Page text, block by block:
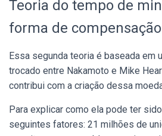
Teoria do tempo de
forma de compensação
Essa segunda teoria é baseada em
trocado entre Nakamoto e Mike
contribui com a criação dessa
Para explicar como ela pode ter
seguintes fatores: 21 milhões de